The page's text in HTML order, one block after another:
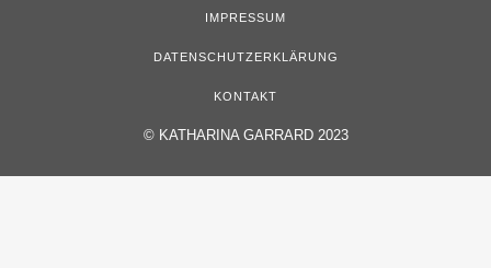
IMPRESSUM
DATENSCHUTZERKLÄRUNG
KONTAKT
© KATHARINA GARRARD 2023